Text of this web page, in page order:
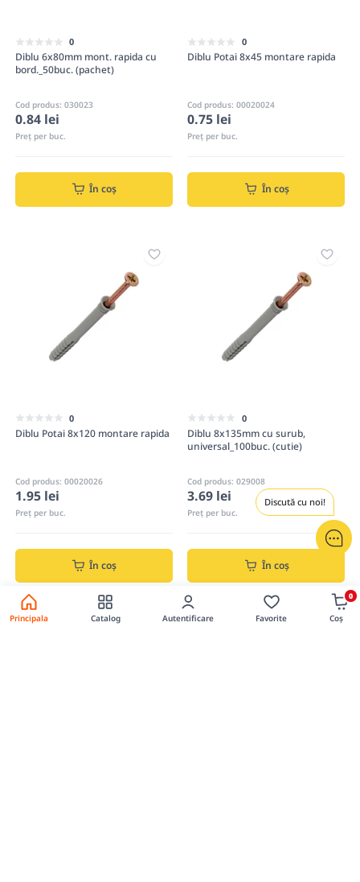
0
Diblu 6x80mm mont. rapida cu
bord._50buc. (pachet)
Cod produs: 030023
0.84 lei
Preț per buc.
În coș
0
Diblu Potai 8x45 montare rapida
Cod produs: 00020024
0.75 lei
Preț per buc.
În coș
0
Diblu Potai 8x120 montare rapida
Cod produs: 00020026
1.95 lei
Preț per buc.
În coș
0
Diblu 8x135mm cu surub,
universal_100buc. (cutie)
Cod produs: 029008
3.69 lei
Preț per buc.
În coș
Discută cu noi!
Principala Catalog Autentificare Favorite
0
Coș